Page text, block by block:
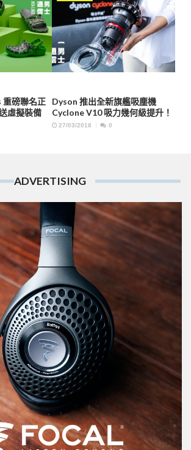
磅聯名正
虛擬裝備
Dyson 推出全新旗艦吸塵機
Cyclone V10 吸力幾何級提升！
27/03/2018 0
ADVERTISING